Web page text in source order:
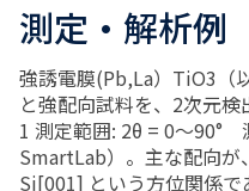
測定・解析例
強誘電膜(Pb,La）TiO3（
と強配向試料を、2次元
1 測定範囲: 2θ = 0～90°
SmartLab）。主な配向
Si[001] という方位関係